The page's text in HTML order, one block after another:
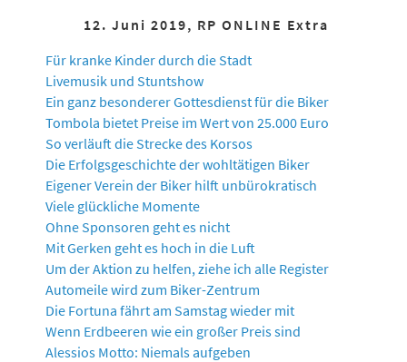
12. Juni 2019, RP ONLINE Extra
Für kranke Kinder durch die Stadt
Livemusik und Stuntshow
Ein ganz besonderer Gottesdienst für die Biker
Tombola bietet Preise im Wert von 25.000 Euro
So verläuft die Strecke des Korsos
Die Erfolgsgeschichte der wohltätigen Biker
Eigener Verein der Biker hilft unbürokratisch
Viele glückliche Momente
Ohne Sponsoren geht es nicht
Mit Gerken geht es hoch in die Luft
Um der Aktion zu helfen, ziehe ich alle Register
Automeile wird zum Biker-Zentrum
Die Fortuna fährt am Samstag wieder mit
Wenn Erdbeeren wie ein großer Preis sind
Alessios Motto: Niemals aufgeben